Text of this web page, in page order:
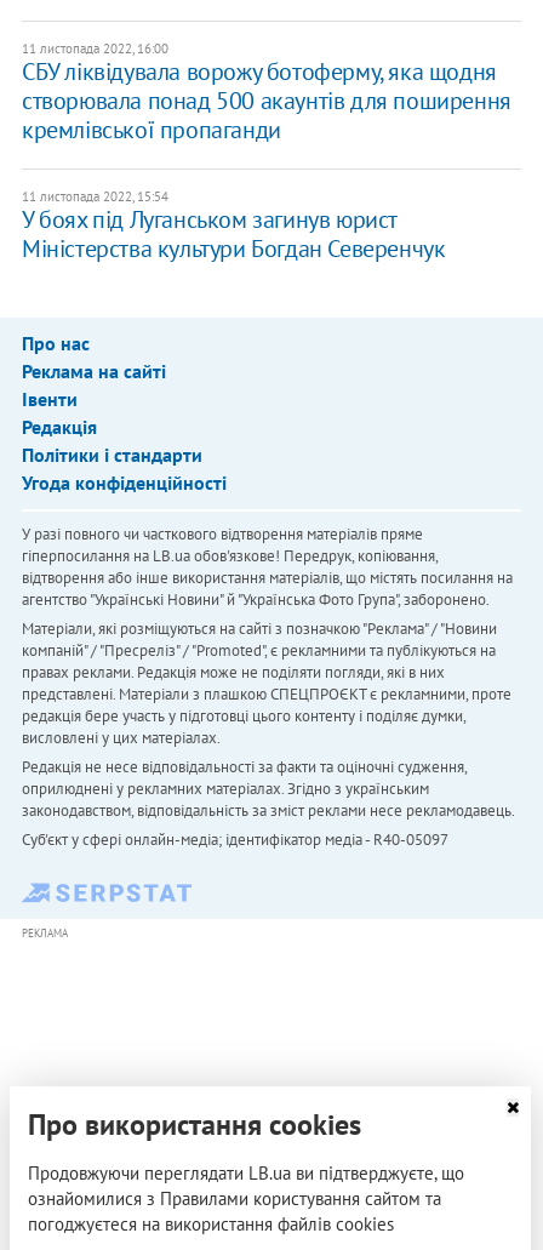
11 листопада 2022, 16:00
СБУ ліквідувала ворожу ботоферму, яка щодня
створювала понад 500 акаунтів для поширення
кремлівської пропаганди
11 листопада 2022, 15:54
У боях під Луганськом ​загинув юрист
Міністерства культури Богдан Северенчук
Про нас
Реклама на сайті
Івенти
Редакція
Політики і стандарти
Угода конфіденційності
У разі повного чи часткового відтворення матеріалів пряме
гіперпосилання на LB.ua обов'язкове! Передрук, копіювання,
відтворення або інше використання матеріалів, що містять посилання на
агентство "Українськi Новини" й "Українська Фото Група", заборонено.
Матеріали, які розміщуються на сайті з позначкою "Реклама" / "Новини
компаній" / "Пресреліз" / "Promoted", є рекламними та публікуються на
правах реклами. Редакція може не поділяти погляди, які в них
представлені. Матеріали з плашкою СПЕЦПРОЄКТ є рекламними, проте
редакція бере участь у підготовці цього контенту і поділяє думки,
висловлені у цих матеріалах.
Редакція не несе відповідальності за факти та оціночні судження,
оприлюднені у рекламних матеріалах. Згідно з українським
законодавством, відповідальність за зміст реклами несе рекламодавець.
Cуб'єкт у сфері онлайн-медіа; ідентифікатор медіа - R40-05097
РЕКЛАМА
Про використання cookies
Продовжуючи переглядати LB.ua ви підтверджуєте, що
ознайомилися з Правилами користування сайтом та
погоджуєтеся на використання файлів cookies